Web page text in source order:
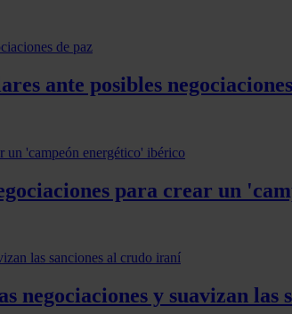
ante posibles
para crear un
negociaciones y suavizan